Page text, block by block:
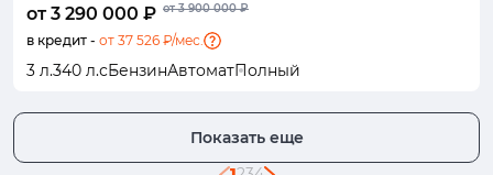
от 3 290 000 ₽ от 3 900 000 ₽
в кредит - от 37 526 ₽/мес.
3 л.340 л.сБензинАвтоматПолный
Показать еще